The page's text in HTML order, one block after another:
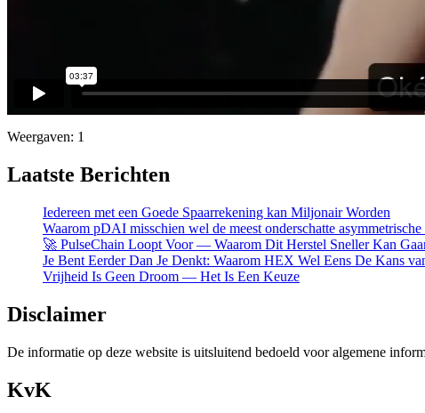
Weergaven: 1
Laatste Berichten
Iedereen met een Goede Spaarrekening kan Miljonair Worden
Waarom pDAI misschien wel de meest onderschatte
🚀 PulseChain Loopt Voor — Waarom Dit Herstel Sneller Kan
Je Bent Eerder Dan Je Denkt: Waarom HEX Wel Eens De Kans
Vrijheid Is Geen Droom — Het Is Een Keuze
Disclaimer
De informatie op deze website is uitsluitend bedoeld voor algemene
KvK